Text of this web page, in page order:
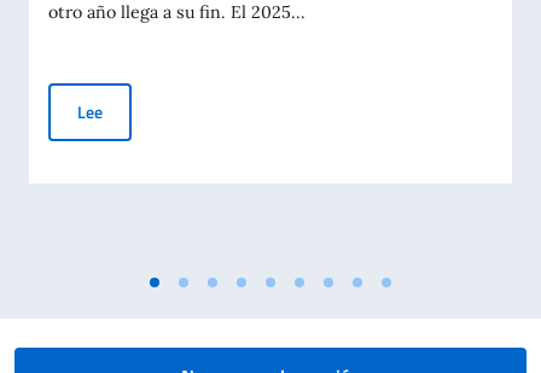
otro año llega a su fin. El 2025...
LeeSaludo de la Embajadora Valeria Biagiotti con motivo del fin